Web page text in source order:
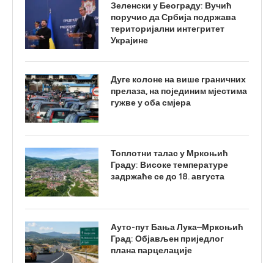
Зеленски у Београду: Вучић
поручио да Србија подржава
територијални интегритет
Украјине
Дуге колоне на више граничних
прелаза, на појединим мјестима
гужве у оба смјера
Топлотни талас у Мркоњић
Граду: Високе температуре
задржаће се до 18. августа
Ауто-пут Бања Лука–Мркоњић
Град: Објављен приједлог
плана парцелације